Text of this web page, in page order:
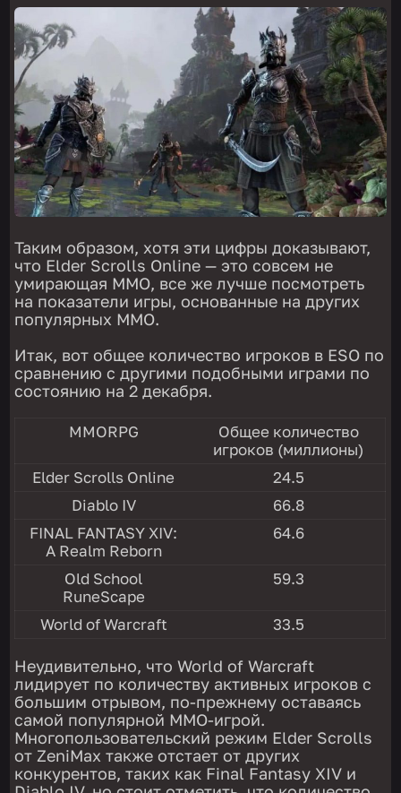
Таким образом, хотя эти цифры доказывают,
что Elder Scrolls Online — это совсем не
умирающая ММО, все же лучше посмотреть
на показатели игры, основанные на других
популярных ММО.
Итак, вот общее количество игроков в ESO по
сравнению с другими подобными играми по
состоянию на 2 декабря.
MMORPG
Общее количество
игроков (миллионы)
Elder Scrolls Online
24.5
Diablo IV
66.8
FINAL FANTASY XIV:
A Realm Reborn
64.6
Old School
RuneScape
59.3
World of Warcraft 33.5
Неудивительно, что World of Warcraft
лидирует по количеству активных игроков с
большим отрывом, по-прежнему оставаясь
самой популярной MMO-игрой.
Многопользовательский режим Elder Scrolls
от ZeniMax также отстает от других
конкурентов, таких как Final Fantasy XIV и